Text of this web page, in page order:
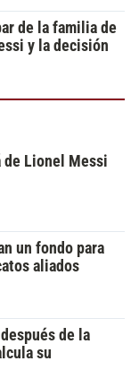
de la familia de
y la decisión
de Lionel Messi
un fondo para
aliados
de la
su